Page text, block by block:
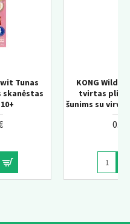
KONG Knots Chicken M/L
pliušinis žaislas šunims su
vidine virve